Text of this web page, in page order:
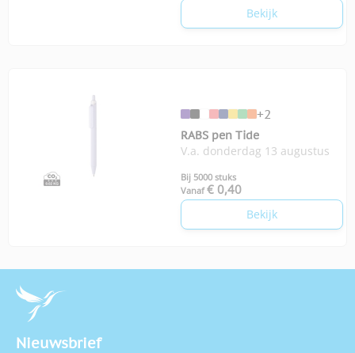
Bekijk
+2
RABS pen Tide
V.a. donderdag 13 augustus
Bij 5000 stuks
Vanaf € 0,40
Bekijk
Nieuwsbrief